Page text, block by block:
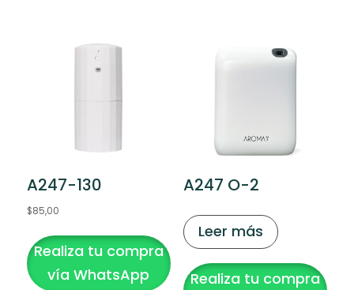
A247-130
$85,00
Realiza tu compra
vía WhatsApp
A247 O-2
Leer más
Realiza tu compra